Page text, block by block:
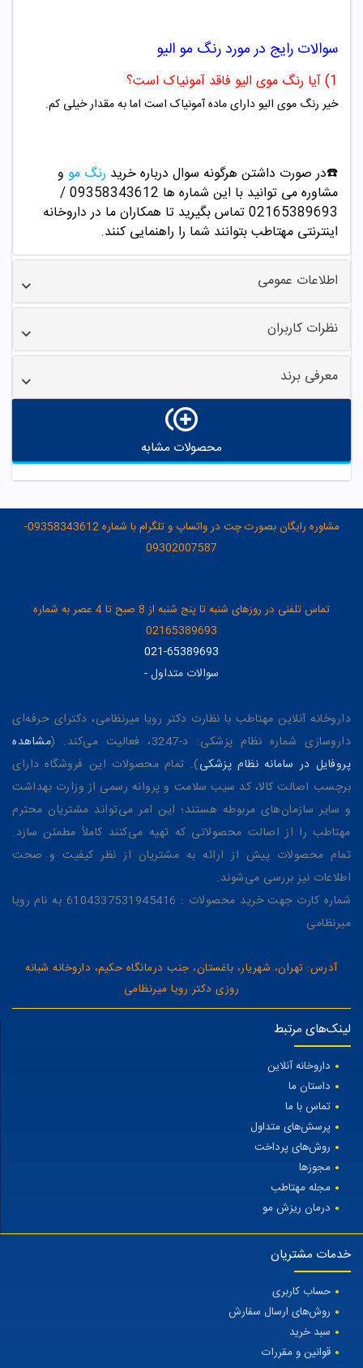
سوالات رایج در مورد رنگ مو الیو
1) آیا رنگ موی الیو فاقد آمونیاک است؟
خیر رنگ موی الیو دارای ماده آمونیاک است اما به مقدار خیلی کم.
☎️در صورت داشتن هرگونه سوال درباره خرید رنگ مو و
مشاوره می توانید با این شماره ها 09358343612 /
02165389693تماس بگیرید تا همکاران ما در داروخانه
اینترنتی مهتاطب بتوانند شما را راهنمایی کنند.
اطلاعات عمومی
نظرات کاربران
معرفی برند
محصولات مشابه
مشاوره رایگان بصورت چت در واتساپ و تلگرام با شماره 09358343612-
09302007587
تماس تلفنی در روزهای شنبه تا پنج شنبه از 8 صبح تا 4 عصر به شماره
02165389693
021-65389693
سوالات متداول-
داروخانه آنلاین مهتاطب با نظارت دکتر رویا میرنظامی، دکترای حرفه‌ای
داروسازی شماره نظام پزشکی: د-3247، فعالیت می‌کند. (
مشاهده
پروفایل در سامانه نظام پزشکی). تمام محصولات این فروشگاه دارای
برچسب اصالت کالا، کد سیب سلامت و پروانه رسمی از وزارت بهداشت
و سایر سازمان‌های مربوطه هستند؛ این امر می‌تواند مشتریان محترم
مهتاطب را از اصالت محصولاتی که تهیه می‌کنند کاملاً مطمئن سازد.
تمام محصولات پیش از ارائه به مشتریان از نظر کیفیت و صحت
اطلاعات نیز بررسی می‌شوند.
شماره کارت جهت خرید محصولات : 6104337531945416 به نام رویا
میرنظامی
آدرس: تهران، شهریار، باغستان، جنب درمانگاه حکیم، داروخانه شبانه
روزی دکتر رویا میرنظامی
لینک‌های مرتبط
داروخانه آنلاین
داستان ما
تماس با ما
پرسش‌های متداول
روش‌های پرداخت
مجوزها
مجله مهتاطب
درمان ریزش مو
خدمات مشتریان
حساب کاربری
روش‌های ارسال سفارش
سبد خرید
قوانین و مقررات